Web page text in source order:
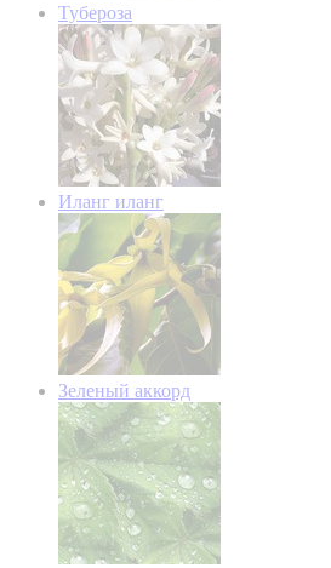
Тубероза
Иланг иланг
Зеленый аккорд